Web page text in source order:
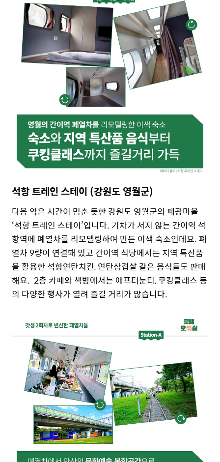
석항 트레인 스테이 (강원도 영월군)
다음 역은 시간이 멈춘 듯한 강원도 영월군의 폐광마을
‘석항 트레인 스테이’입니다. 기차가 서지 않는 간이역 석
항역에 폐열차를 리모델링하여 만든 이색 숙소인데요. 폐
열차 9량이 연결돼 있고 간이역 식당에서는 지역 특산품
을 활용한 석항연탄치킨, 연탄삼겹살 같은 음식들도 판매
해요. 2층 카페와 책방에서는 애프터눈티, 쿠킹클래스 등
의 다양한 행사가 열려 즐길 거리가 많습니다.